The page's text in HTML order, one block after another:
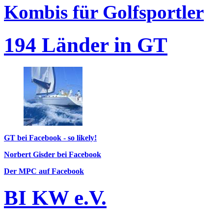
Kombis für Golfsportler
194 Länder in GT
GT bei Facebook - so likely!
Norbert Gisder bei Facebook
Der MPC auf Facebook
BI KW e.V.